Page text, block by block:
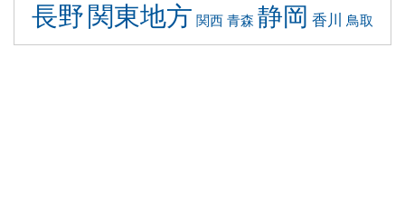
長野関東地方 関西 青森 静岡 香川 鳥取